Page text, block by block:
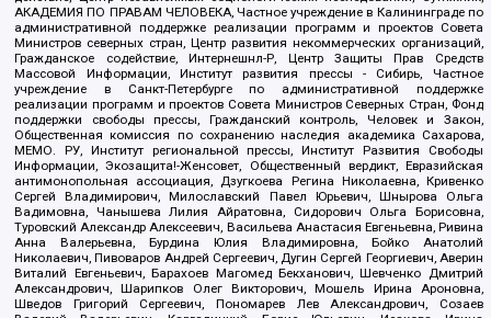
АКАДЕМИЯ ПО ПРАВАМ ЧЕЛОВЕКА, Частное учреждение в Калининграде по
административной поддержке реализации программ и проектов Совета
Министров северных стран, Центр развития некоммерческих организаций,
Гражданское содействие, Интернешнл-Р, Центр Защиты Прав Средств
Массовой Информации, Институт развития прессы - Сибирь, Частное
учреждение в Санкт-Петербурге по административной поддержке
реализации программ и проектов Совета Министров Северных Стран, Фонд
поддержки свободы прессы, Гражданский контроль, Человек и Закон,
Общественная комиссия по сохранению наследия академика Сахарова,
МЕМО. РУ, Институт региональной прессы, Институт Развития Свободы
Информации, Экозащита!-Женсовет, Общественный вердикт, Евразийская
антимонопольная ассоциация, Дзугкоева Регина Николаевна, Кривенко
Сергей Владимирович, Милославский Павел Юрьевич, Шнырова Ольга
Вадимовна, Чанышева Лилия Айратовна, Сидорович Ольга Борисовна,
Туровский Александр Алексеевич, Васильева Анастасия Евгеньевна, Ривина
Анна Валерьевна, Бурдина Юлия Владимировна, Бойко Анатолий
Николаевич, Пивоваров Андрей Сергеевич, Дугин Сергей Георгиевич, Аверин
Виталий Евгеньевич, Барахоев Магомед Бекханович, Шевченко Дмитрий
Александрович, Шарипков Олег Викторович, Мошель Ирина Ароновна,
Шведов Григорий Сергеевич, Пономарев Лев Александрович, Созаев